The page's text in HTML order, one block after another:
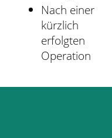
Nach einer
kürzlich
erfolgten
Operation